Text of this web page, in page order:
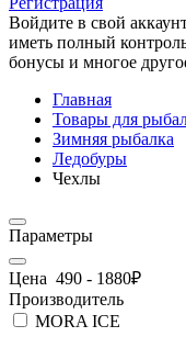
Войдите в свой
иметь полный
бонусы и многое
Главная
Товары для
Зимняя рыбалка
Ледобуры
Чехлы
Параметры
Цена 490 - 1880₽
Производитель
MORA ICE